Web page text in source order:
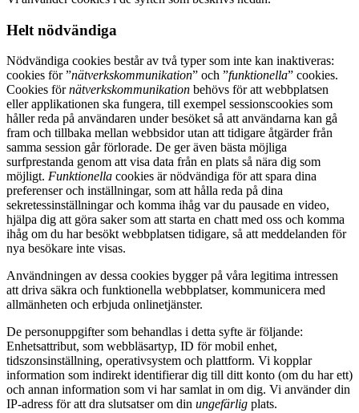
Helt nödvändiga
Nödvändiga cookies består av två typer som inte kan inaktiveras:
cookies för ”nätverkskommunikation” och ”funktionella” cookies.
Cookies förnätverkskommunikation behövs för att webbplatsen
eller applikationen ska fungera, till exempel sessionscookies som
håller reda på användaren under besöket så att användarna kan gå
fram och tillbaka mellan webbsidor utan att tidigare åtgärder från
samma session går förlorade. De ger även bästa möjliga
surfprestanda genom att visa data från en plats så nära dig som
möjligt. Funktionella cookies är nödvändiga för att spara dina
preferenser och inställningar, som att hålla reda på dina
sekretessinställningar och komma ihåg var du pausade en video,
hjälpa dig att göra saker som att starta en chatt med oss och komma
ihåg om du har besökt webbplatsen tidigare, så att meddelanden för
nya besökare inte visas.
Användningen av dessa cookies bygger på våra legitima intressen
att driva säkra och funktionella webbplatser, kommunicera med
allmänheten och erbjuda onlinetjänster.
De personuppgifter som behandlas i detta syfte är följande:
Enhetsattribut, som webbläsartyp, ID för mobil enhet,
tidszonsinställning, operativsystem och plattform. Vi kopplar
information som indirekt identifierar dig till ditt konto (om du har ett)
och annan information som vi har samlat in om dig. Vi använder din
IP-adress för att dra slutsatser om din ungefärlig plats.